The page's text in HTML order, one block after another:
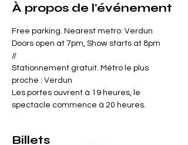
À propos de l'événement
Free parking. Nearest metro: Verdun
Doors open at 7pm, Show starts at 8pm
//
Stationnement gratuit. Métro le plus
proche : Verdun
Les portes ouvrent à 19 heures, le
spectacle commence à 20 heures.
Billets